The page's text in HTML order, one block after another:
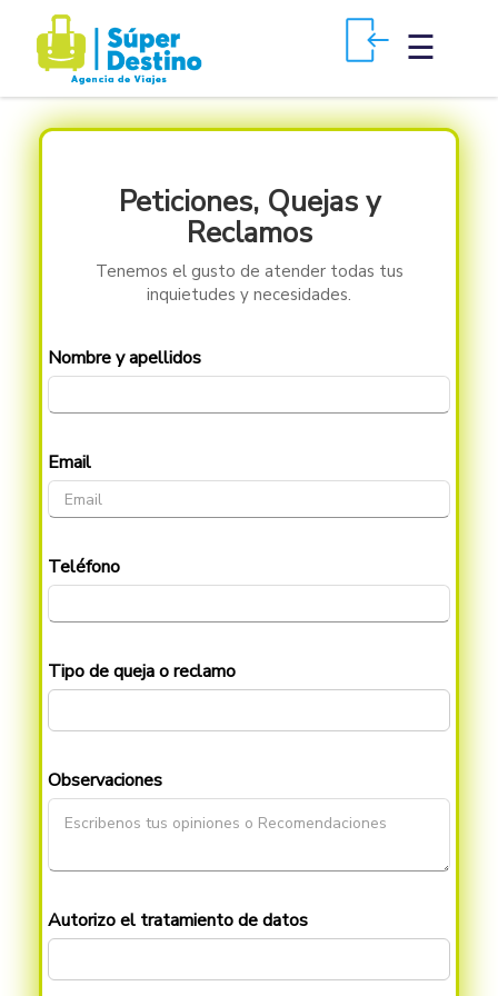
☰
×
Peticiones, Quejas y
Reclamos
Tenemos el gusto de atender todas tus
inquietudes y necesidades.
Nombre y apellidos
Email
Teléfono
Tipo de queja o reclamo
Observaciones
Autorizo el tratamiento de datos